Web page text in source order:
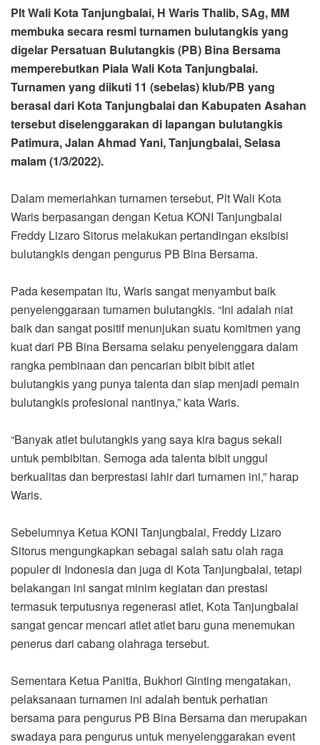
Plt Wali Kota Tanjungbalai, H Waris Thalib, SAg, MM
membuka secara resmi turnamen bulutangkis yang
digelar Persatuan Bulutangkis (PB) Bina Bersama
memperebutkan Piala Wali Kota Tanjungbalai.
Turnamen yang diikuti 11 (sebelas) klub/PB yang
berasal dari Kota Tanjungbalai dan Kabupaten Asahan
tersebut diselenggarakan di lapangan bulutangkis
Patimura, Jalan Ahmad Yani, Tanjungbalai, Selasa
malam (1/3/2022).
Dalam memeriahkan turnamen tersebut, Plt Wali Kota
Waris berpasangan dengan Ketua KONI Tanjungbalai
Freddy Lizaro Sitorus melakukan pertandingan eksibisi
bulutangkis dengan pengurus PB Bina Bersama.
Pada kesempatan itu, Waris sangat menyambut baik
penyelenggaraan turnamen bulutangkis. “Ini adalah niat
baik dan sangat positif menunjukan suatu komitmen yang
kuat dari PB Bina Bersama selaku penyelenggara dalam
rangka pembinaan dan pencarian bibit bibit atlet
bulutangkis yang punya talenta dan siap menjadi pemain
bulutangkis profesional nantinya,” kata Waris.
“Banyak atlet bulutangkis yang saya kira bagus sekali
untuk pembibitan. Semoga ada talenta bibit unggul
berkualitas dan berprestasi lahir dari turnamen ini,” harap
Waris.
Sebelumnya Ketua KONI Tanjungbalai, Freddy Lizaro
Sitorus mengungkapkan sebagai salah satu olah raga
populer di Indonesia dan juga di Kota Tanjungbalai, tetapi
belakangan ini sangat minim kegiatan dan prestasi
termasuk terputusnya regenerasi atlet, Kota Tanjungbalai
sangat gencar mencari atlet atlet baru guna menemukan
penerus dari cabang olahraga tersebut.
Sementara Ketua Panitia, Bukhori Ginting mengatakan,
pelaksanaan turnamen ini adalah bentuk perhatian
bersama para pengurus PB Bina Bersama dan merupakan
swadaya para pengurus untuk menyelenggarakan event